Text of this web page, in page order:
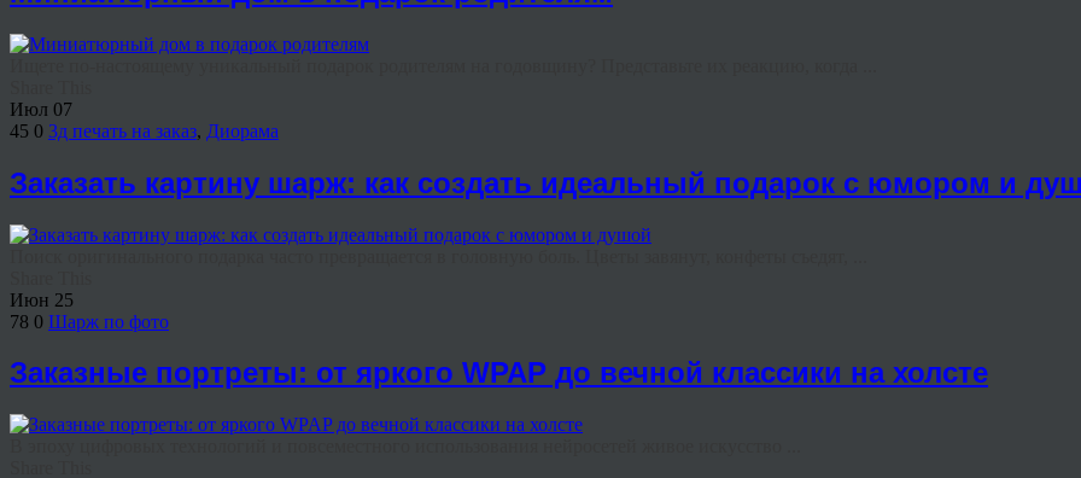
Июл 07
45 0 3д печать на заказ, Диорама
Заказать картину шарж: как создать идеальный подарок с юмором и
Июн 25
78 0 Шарж по фото
Заказные портреты: от яркого WPAP до вечной классики на холсте